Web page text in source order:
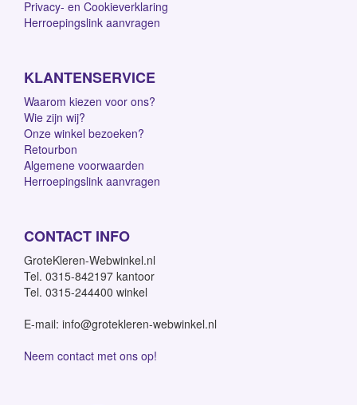
Privacy- en Cookieverklaring
Herroepingslink aanvragen
KLANTENSERVICE
Waarom kiezen voor ons?
Wie zijn wij?
Onze winkel bezoeken?
Retourbon
Algemene voorwaarden
Herroepingslink aanvragen
CONTACT INFO
GroteKleren-Webwinkel.nl
Tel. 0315-842197 kantoor
Tel. 0315-244400 winkel
E-mail: info@grotekleren-webwinkel.nl
Neem contact met ons op!